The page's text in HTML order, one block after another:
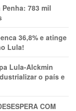
783 mil
36,8% e atinge
Lula!
Lula-Alckmin
o país e
COM